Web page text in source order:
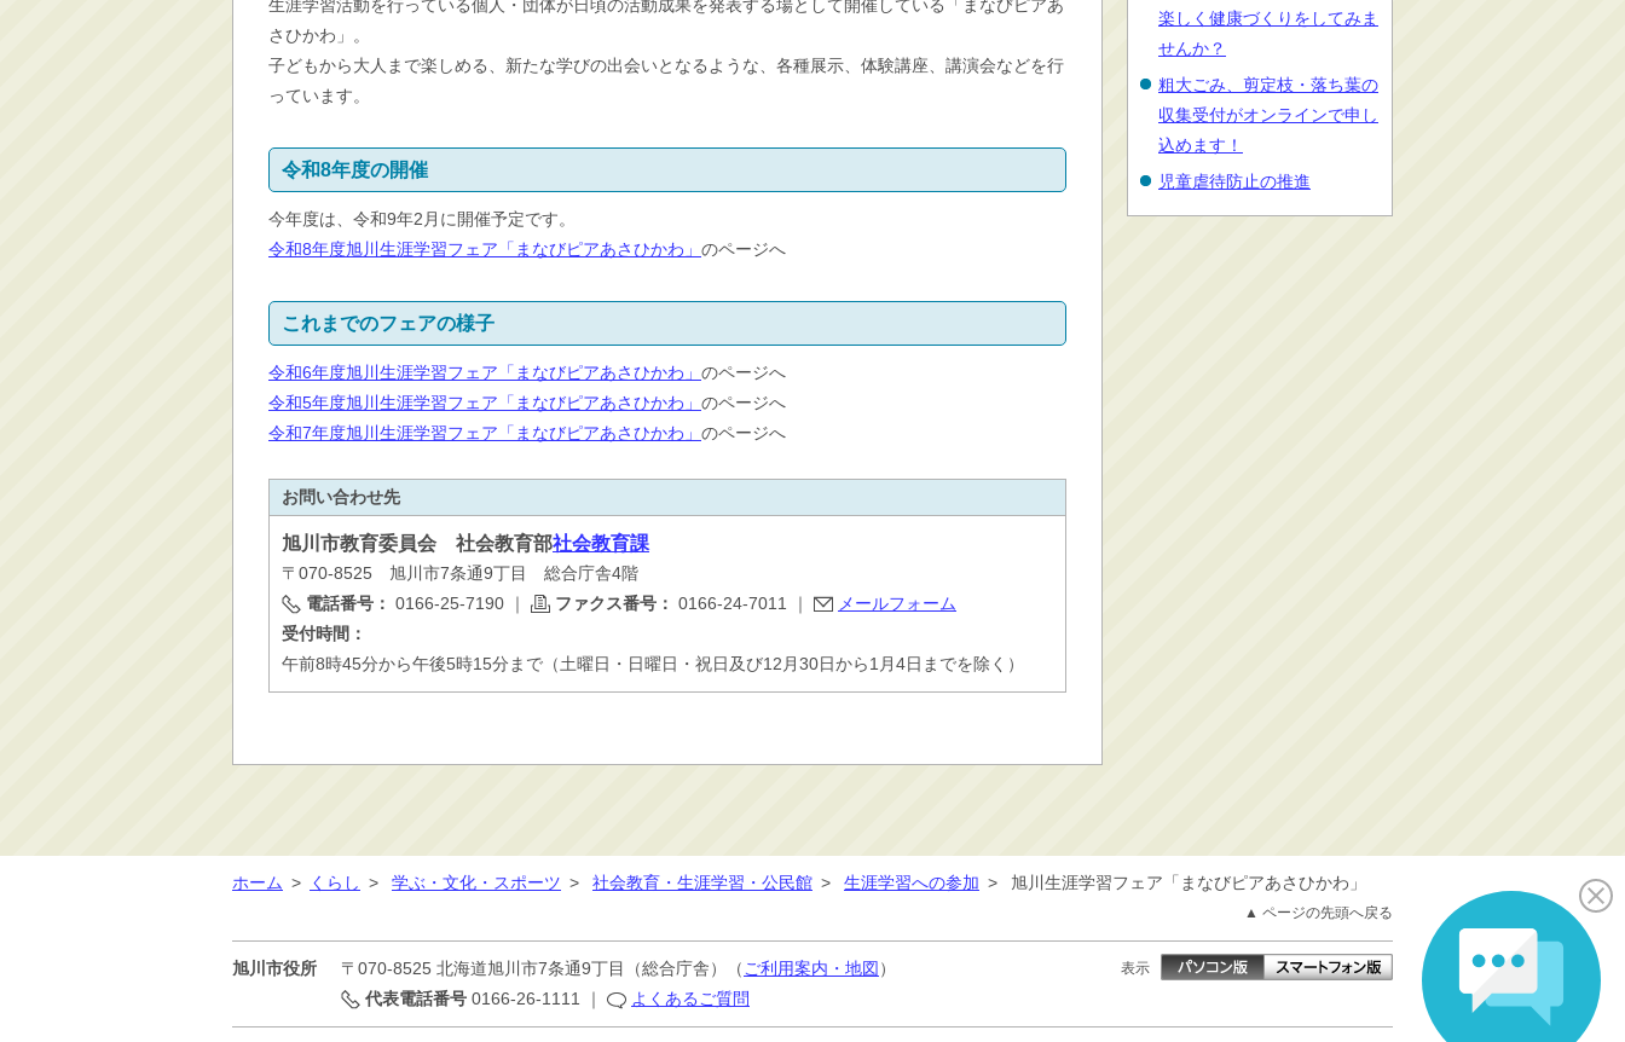
学ぶ・文化・スポーツ
産業・しごと・消費生
移住情報
住宅・土地・都市計画
まちづくり
公共交通・空港
市議会・選挙
その他
生涯学習活動を行っている個人・団体が日頃の活動成果を発表する場として開催している「まなびピアあ
さひかわ」。
子どもから大人まで楽しめる、新たな学びの出会いとなるような、各種展示、体験講座、講演会などを行
っています。
令和8年度の開催
今年度は、令和9年2月に開催予定です。
令和8年度旭川生涯学習フェア「まなびピアあさひかわ」 のページへ
これまでのフェアの様子
令和6年度旭川生涯学習フェア「まなびピアあさひかわ」 のページへ
令和5年度旭川生涯学習フェア「まなびピアあさひかわ」 のページへ
令和7年度旭川生涯学習フェア「まなびピアあさひかわ」 のページへ
お問い合わせ先
旭川市教育委員会 社会教育部社会教育課
〒070-8525 旭川市7条通9丁目 総合庁舎4階
電話番号： 0166-25-7190 ｜ ファクス番号： 0166-24-7011 ｜
メールフォーム
受付時間：
午前8時45分から午後5時15分まで（土曜日・日曜日・祝日及び12月30日から1月4日までを除く）
楽しく健康づくりをしてみま
せんか？
粗大ごみ、剪定枝・落ち葉の
収集受付がオンラインで申し
込めます！
児童虐待防止の推進
ホーム > くらし > 学ぶ・文化・スポーツ > 社会教育・生涯学習・公民館 > 生涯学習への参加 > 旭川生涯学習フェア「まなびピアあさひかわ」
▲ ページの先頭へ戻る
旭川市役所 〒070-8525 北海道旭川市7条通9丁目 （総合庁舎）（ ご利用案内・地図 ）
代表電話番号 0166-26-1111 ｜ よくあるご質問
表示